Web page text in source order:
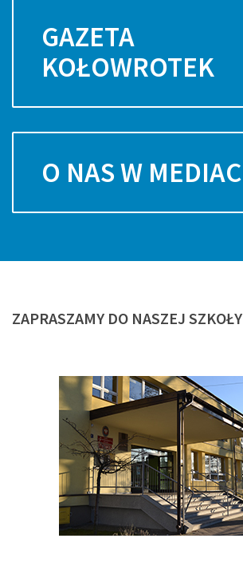
GAZETA
KOŁOWROTEK
O NAS W
ZAPRASZAMY DO NASZEJ SZKOŁY